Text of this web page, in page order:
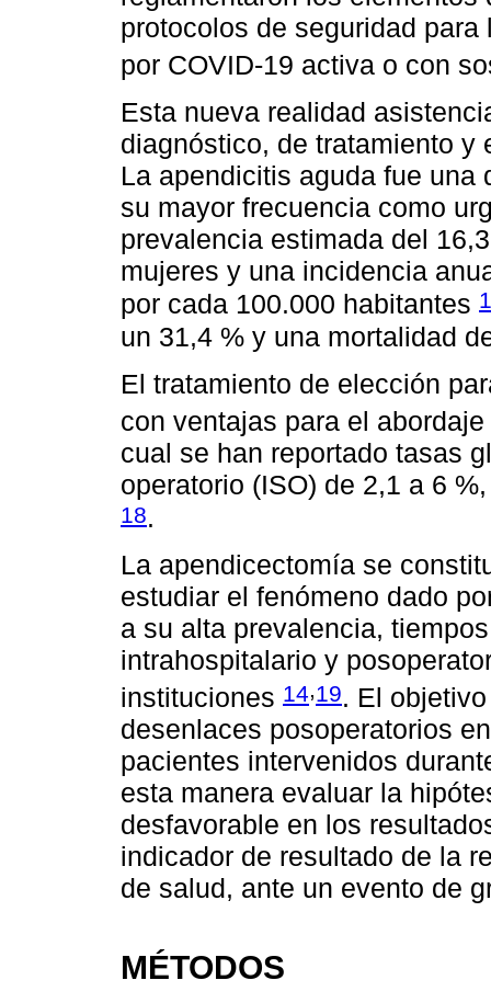
protocolos de seguridad
por COVID-19 activa o con
Esta nueva realidad
diagnóstico, de tratamiento y
La apendicitis aguda fue
su mayor frecuencia como
prevalencia estimada del
mujeres y una incidencia
por cada 100.000 habitantes
un 31,4 % y una mortalidad
El tratamiento de elección
con ventajas para el
cual se han reportado tasas
operatorio (ISO) de 2,1 a 6
18.
La apendicectomía se
estudiar el fenómeno dado
a su alta prevalencia,
intrahospitalario y
instituciones 14,19. El
desenlaces posoperatorios
pacientes intervenidos
esta manera evaluar la
desfavorable en los
indicador de resultado de la
de salud, ante un evento de
MÉTODOS